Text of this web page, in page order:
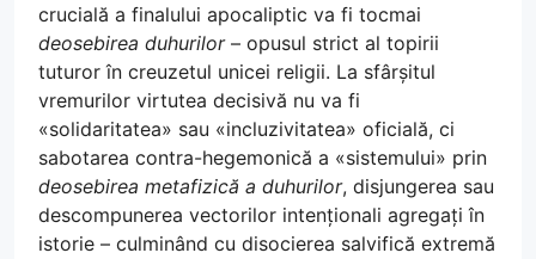
crucială a finalului apocaliptic va fi tocmai
deosebirea duhurilor– opusul strict al topirii
tuturor în creuzetul unicei religii. La sfârșitul
vremurilor virtutea decisivă nu va fi
«solidaritatea» sau «incluzivitatea» oficială, ci
sabotarea contra-hegemonică a «sistemului» prin
deosebirea metafizică a duhurilor, disjungerea sau
descompunerea vectorilor intenționali agregați în
istorie – culminând cu disocierea salvifică extremă